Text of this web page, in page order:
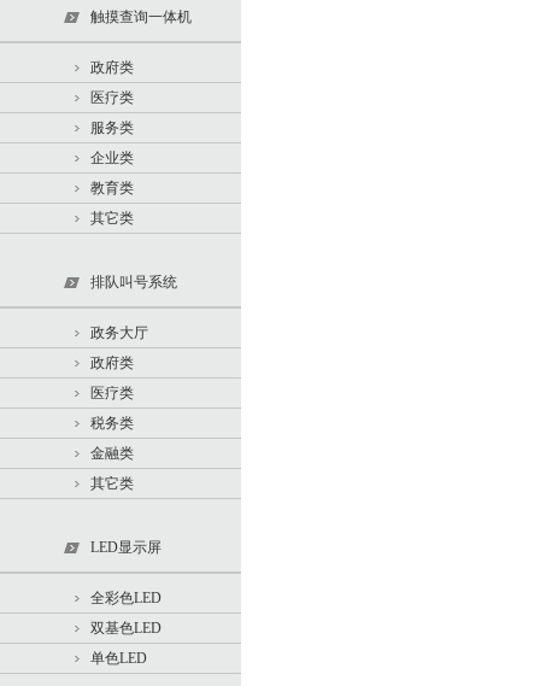
触摸查询一体机
政府类
医疗类
服务类
企业类
教育类
其它类
排队叫号系统
政务大厅
政府类
医疗类
税务类
金融类
其它类
LED显示屏
全彩色LED
双基色LED
单色LED